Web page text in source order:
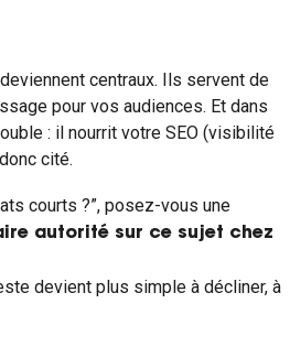
centraux. Ils servent de
pour vos audiences. Et dans
: il nourrit votre SEO (visibilité
cité.
courts ?”, posez-vous une
autorité sur ce sujet chez
devient plus simple à décliner, à